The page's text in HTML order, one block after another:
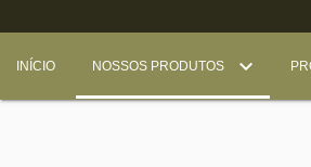
INÍCIO NOSSOS PRODUTOS